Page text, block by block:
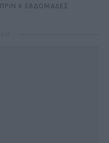
ΠΡΙΝ 6 ΕΒΔΟΜΆΔΕΣ